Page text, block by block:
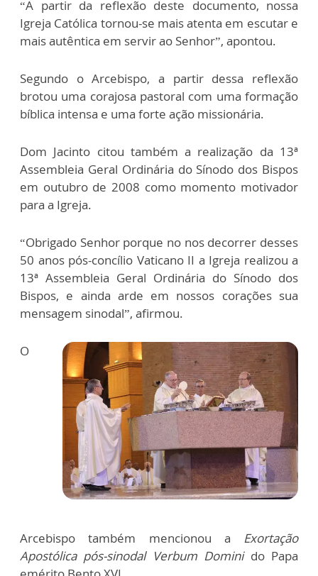
“A partir da reflexão deste documento, nossa
Igreja Católica tornou-se mais atenta em escutar e
mais autêntica em servir ao Senhor”, apontou.
Segundo o Arcebispo, a partir dessa reflexão
brotou uma corajosa pastoral com uma formação
bíblica intensa e uma forte ação missionária.
Dom Jacinto citou também a realização da 13ª
Assembleia Geral Ordinária do Sínodo dos Bispos
em outubro de 2008 como momento motivador
para a Igreja.
“Obrigado Senhor porque no nos decorrer desses
50 anos pós-concílio Vaticano II a Igreja realizou a
13ª Assembleia Geral Ordinária do Sínodo dos
Bispos, e ainda arde em nossos corações sua
mensagem sinodal”, afirmou.
O
Arcebispo também mencionou a Exortação
Apostólica pós-sinodal Verbum Dominido Papa